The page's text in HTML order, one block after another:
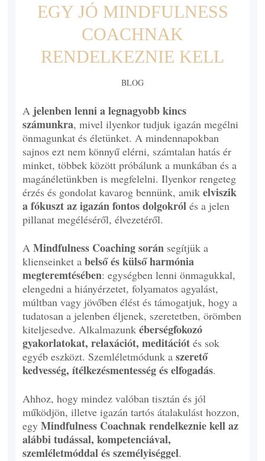
EGY JÓ MINDFULNESS
COACHNAK
RENDELKEZNIE KELL
BLOG
A jelenben lenni a legnagyobb kincs
számunkra, mivel ilyenkor tudjuk igazán megélni
önmagunkat és életünket. A mindennapokban
sajnos ezt nem könnyű elérni, számtalan hatás ér
minket, többek között próbálunk a munkában és a
magánéletünkben is megfelelni. Ilyenkor rengeteg
érzés és gondolat kavarog bennünk, amikelviszik
a fókuszt az igazán fontos dolgokról és a jelen
pillanat megéléséről, élvezetéről.
AMindfulness Coaching során segítjük a
klienseinket abelső és külső harmónia
megteremtésében: egységben lenni önmagukkal,
elengedni a hiányérzetet, folyamatos agyalást,
múltban vagy jövőben élést és támogatjuk, hogy a
tudatosan a jelenben éljenek, szeretetben, örömben
kiteljesedve. Alkalmazunkéberségfokozó
gyakorlatokat, relaxációt, meditációtés sok
egyéb eszközt. Szemléletmódunk a szerető
kedvesség, ítélkezésmentesség és elfogadás.
Ahhoz, hogy mindez valóban tisztán és jól
működjön, illetve igazán tartós átalakulást hozzon,
egyMindfulness Coachnak rendelkeznie kell az
alábbi tudással, kompetenciával,
szemléletmóddal és személyiséggel.